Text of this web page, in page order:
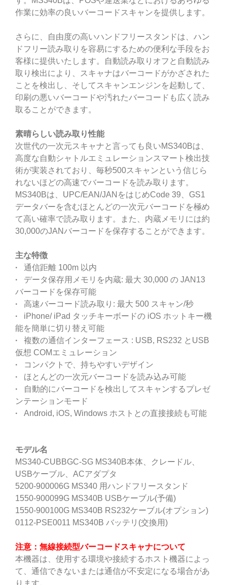
作業に効率の良いバーコードスキャンを提供します。
さらに、自由度の高いハンドフリースタンドは、ハン
ドフリー読み取りを容易にするための便利な手段をお
客様に提供いたします。自動読み取りオフと自動読み
取り検出により、スキャナはバーコードがかざされた
ことを検出し、そしてスキャンエンジンを起動して、
印刷の悪いバーコードや汚れたバーコードも広く読み
取ることができます。
素晴らしい読み取り性能
次世代の一次元スキャナと言っても良いMS340Bは、
高度な自動シャトルエミュレーションスマート検出技
術が実装されており、毎秒500スキャンという信じら
れないほどの高速でバーコードを読み取ります。
MS340Bは、UPC/EAN/JANをはじめCode 39、GS1
データバーを含むほとんどの一次元バーコードを極め
て高い確率で読み取ります。また、内蔵メモリには約
30,000のJANバーコードを保存することができます。
主な特徴
· 通信距離 100m 以内
· データ保存用メモリを内蔵: 最大 30,000 の JAN13
バーコードを保存可能
· 高速バーコード読み取り: 最大 500 スキャン/秒
· iPhone/ iPad タッチキーボードの iOS ホットキー機
能を簡単に切り替え可能
· 複数の通信インターフェース : USB, RS232 とUSB
仮想 COMエミュレーション
·
コンパクトで、持ちやすいデザイン
· ほとんどの一次元バーコードを読み込み可能
·
自動的にバーコードを検出してスキャンするプレゼ
ンテーションモード
· Android, iOS, Windows ホストとの直接接続も可能
モデル名
MS340-CUBBGC-SG MS340B本体、クレードル、
USBケーブル、ACアダプタ
5200-900006G MS340 用ハンドフリースタンド
1550-900099G MS340B USBケーブル(予備)
1550-900100G MS340B RS232ケーブル(オプション)
0112-PSE0011 MS340B バッテリ(交換用)
注意：無線接続型バーコードスキャナについて
本機器は、使用する環境や接続するホスト機器によっ
て、通信できないまたは通信が不安定になる場合があ
ります。